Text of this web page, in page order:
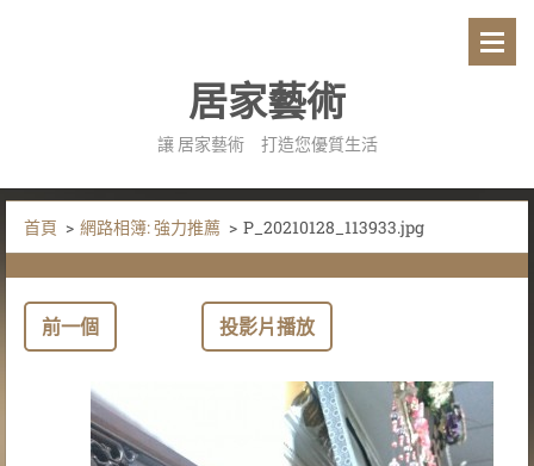
居家藝術
讓 居家藝術 打造您優質生活
首頁 > 網路相簿: 強力推薦 > P_20210128_113933.jpg
前一個 投影片播放